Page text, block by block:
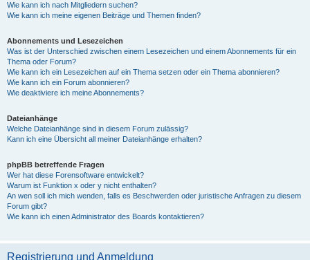
Wie kann ich nach Mitgliedern suchen?
Wie kann ich meine eigenen Beiträge und Themen finden?
Abonnements und Lesezeichen
Was ist der Unterschied zwischen einem Lesezeichen und einem Abonnements für ein
Thema oder Forum?
Wie kann ich ein Lesezeichen auf ein Thema setzen oder ein Thema abonnieren?
Wie kann ich ein Forum abonnieren?
Wie deaktiviere ich meine Abonnements?
Dateianhänge
Welche Dateianhänge sind in diesem Forum zulässig?
Kann ich eine Übersicht all meiner Dateianhänge erhalten?
phpBB betreffende Fragen
Wer hat diese Forensoftware entwickelt?
Warum ist Funktion x oder y nicht enthalten?
An wen soll ich mich wenden, falls es Beschwerden oder juristische Anfragen zu diesem
Forum gibt?
Wie kann ich einen Administrator des Boards kontaktieren?
Registrierung und Anmeldung